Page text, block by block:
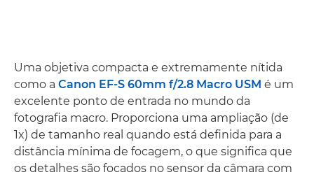
Uma objetiva compacta e extremamente nítida
como a Canon EF-S 60mm f/2.8 Macro USM é um
excelente ponto de entrada no mundo da
fotografia macro. Proporciona uma ampliação (de
1x) de tamanho real quando está definida para a
distância mínima de focagem, o que significa que
os detalhes são focados no sensor da câmara com